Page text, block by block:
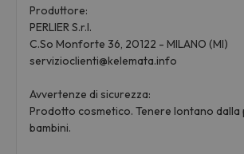
Produttore:
PERLIER S.r.l.
C.So Monforte 36, 20122 - MILANO (MI)
servizioclienti@kelemata.info
Avvertenze di sicurezza:
Prodotto cosmetico. Tenere lontano dalla
bambini.